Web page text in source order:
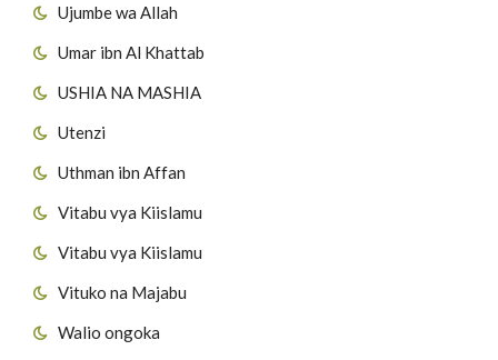
Ujumbe wa Allah
Umar ibn Al Khattab
USHIA NA MASHIA
Utenzi
Uthman ibn Affan
Vitabu vya Kiislamu
Vitabu vya Kiislamu
Vituko na Majabu
Walio ongoka